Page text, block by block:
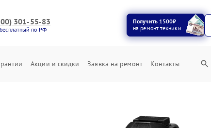
301-55-83
по РФ
Получить 1500₽
на ремонт техники
Акции и скидки Заявка на ремонт Контакты